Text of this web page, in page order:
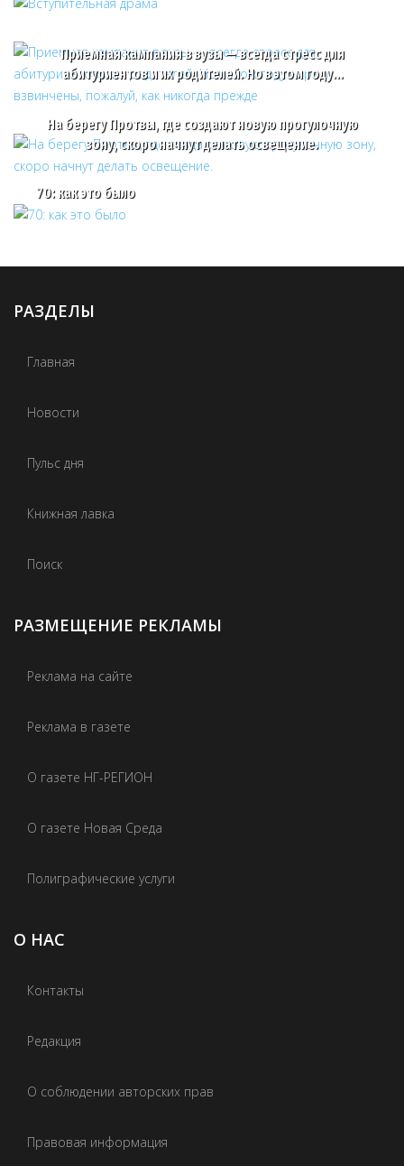
Приемная кампания в вузы — всегда стресс для
абитуриентов и их родителей. Но в этом году…
На берегу Протвы, где создают новую прогулочную
зону, скоро начнут делать освещение.
70: как это было
РАЗДЕЛЫ
Главная
Новости
Пульс дня
Книжная лавка
Поиск
РАЗМЕЩЕНИЕ РЕКЛАМЫ
Реклама на сайте
Реклама в газете
О газете НГ-РЕГИОН
О газете Новая Среда
Полиграфические услуги
О НАС
Контакты
Редакция
О соблюдении авторских прав
Правовая информация